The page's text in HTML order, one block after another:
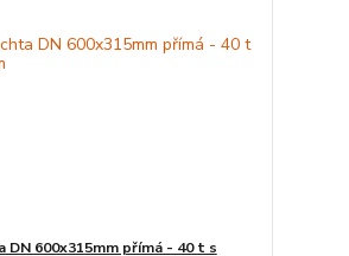
DN 600x315mm přímá - 40 t s